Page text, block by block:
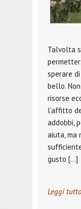
Talvolta
sperare
bello.
risorse
l’affitto
addobbi,
aiuta, ma
gusto […]
Leggi tutto